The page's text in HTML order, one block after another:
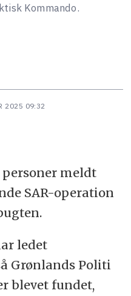
Kommando.
2025 09:32
meldt
SAR-operation
ledet
Grønlands Politi
blevet fundet,